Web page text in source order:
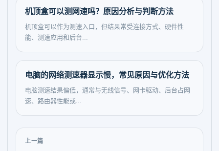
机顶盒可以测网速吗？原因分析与判断方法
机顶盒可以作为测速入口，但结果常受连接方式、硬件性
能、测速应用和后台...
电脑的网络测速器显示慢，常见原因与优化方法
电脑测速结果偏低，通常与无线信号、网卡驱动、后台占网
速、路由器性能或...
上一篇